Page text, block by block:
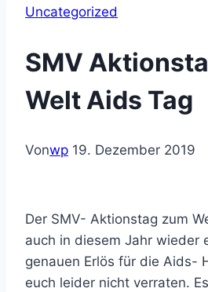
Uncategorized
SMV
Welt Aids Tag
Vonwp 19. Dezember 2019
Der SMV- Aktionstag zum
auch in diesem Jahr wieder
genauen Erlös für die Aids-
euch leider nicht verraten.